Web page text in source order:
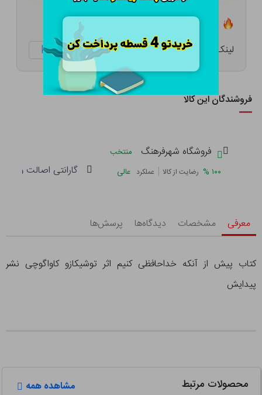
تعداد ۴ عدد در انبار موجود است
لینک کوتاه: ketabtala.com/sbp-54585
فروشندگان این کالا
فروشگاه شهرفرهنگ
منتخب
۱۰۰ % رضایت از کالا | عملکرد عالی گارانتی اصالت و
معرفی مشخصات دیدگاه‌ها پرسش‌ها
کتاب پیش از آنکه خداحافظی کنیم اثر توشیکازو کاواگوچی نشر
پیدایش
محصولات مرتبط مشاهده همه